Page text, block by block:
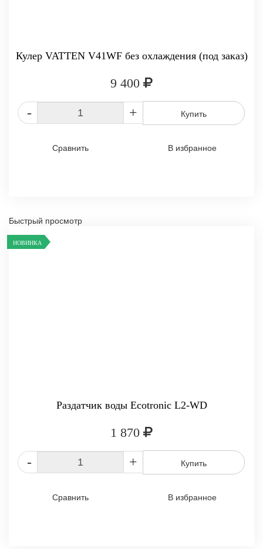
Кулер VATTEN V41WF без охлаждения (под заказ)
9 400
- + Купить
Сравнить В избранное
Быстрый просмотр
НОВИНКА
Раздатчик воды Ecotronic L2-WD
1 870
- + Купить
Сравнить В избранное